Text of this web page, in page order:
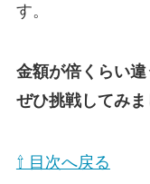
す。
金額が倍くらい
ぜひ挑戦してみま
⇧ 目次へ戻る